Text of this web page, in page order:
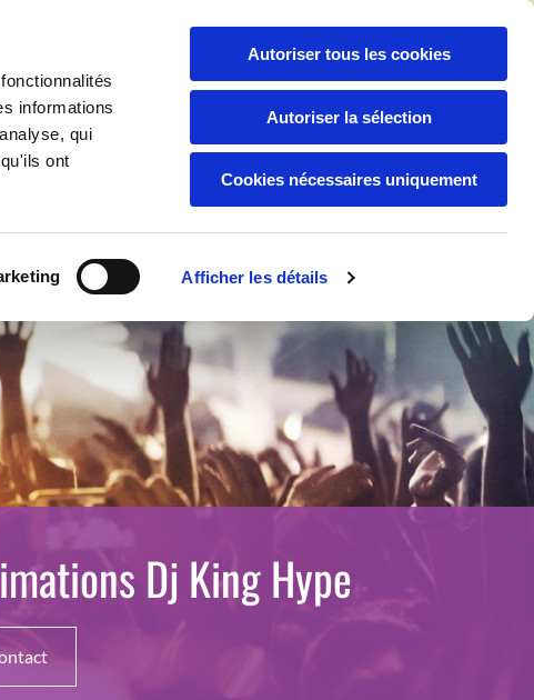
informations
qui
ont
Afficher les détails
Autoriser tous les cookies
Autoriser la sélection
Cookies nécessaires uniquement
Boutique
06 94 04 92 88/05 94 30 59 44
Nos Services
Dj King Hype